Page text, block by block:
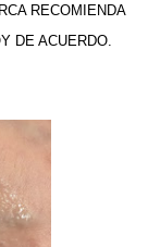
RECOMIENDA
DE ACUERDO.